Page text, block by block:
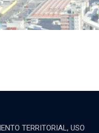
TERRITORIAL, USO